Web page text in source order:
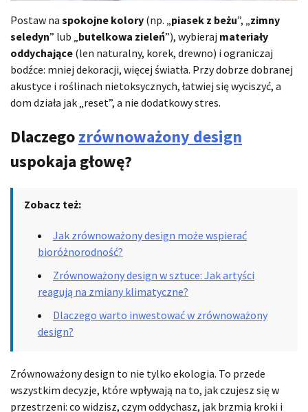
Postaw na spokojne kolory (np. „ piasek z beżu”, „ zimny
seledyn” lub „ butelkowa zieleń”), wybieraj materiały
oddychające (len naturalny, korek, drewno) i ograniczaj
bodźce: mniej dekoracji, więcej światła. Przy dobrze dobranej
akustyce i roślinach nietoksycznych, łatwiej się wyciszyć, a
dom działa jak „reset”, a nie dodatkowy stres.
Dlaczegozrównoważony design
uspokaja głowę?
Zobacz też:
Jak zrównoważony design może wspierać
bioróżnorodność?
Zrównoważony design w sztuce: Jak artyści
reagują na zmiany klimatyczne?
Dlaczego warto inwestować w zrównoważony
design?
Zrównoważony design to nie tylko ekologia. To przede
wszystkim decyzje, które wpływają na to, jak czujesz się w
przestrzeni: co widzisz, czym oddychasz, jak brzmią kroki i